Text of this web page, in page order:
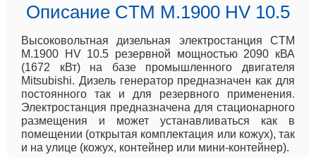
Описание CTM M.1900 HV 10.5
Высоковольтная дизельная электростанция CTM
M.1900 HV 10.5 резервной мощностью 2090 кВА
(1672 кВт) на базе промышленного двигателя
Mitsubishi. Дизель генератор предназначен как для
постоянного так и для резервного применения.
Электростанция предназначена для стационарного
размещения и может устанавливаться как в
помещении (открытая комплектация или кожух), так
и на улице (кожух, контейнер или мини-контейнер).